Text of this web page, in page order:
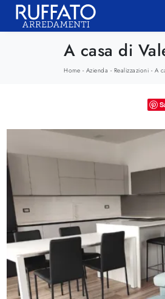
A casa di
Home - Azienda - Realizzazioni - A